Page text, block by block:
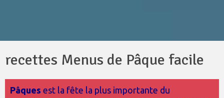
recettes Menus de Pâque facile
Pâques est la fête la plus importante du